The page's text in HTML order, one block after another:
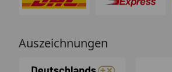
Auszeichnungen